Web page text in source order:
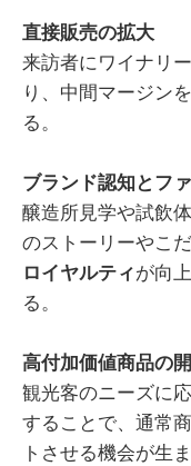
直接販売の拡大
来訪者にワイナリ
り、中間マージンを
る。
ブランド認知とフ
醸造所見学や試飲
のストーリーやこ
ロイヤルティが向
る。
高付加価値商品の
観光客のニーズに
することで、通常
トさせる機会が生ま